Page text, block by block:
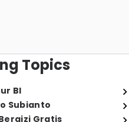
Topics
BI
Subianto
Gratis